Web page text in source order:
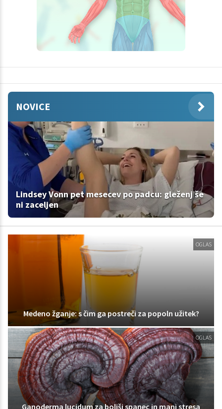
NOVICE
Lindsey Vonn pet mesecev po padcu: gleženj še
ni zaceljen
OGLAS
Medeno žganje: s čim ga postreči za popoln užitek?
OGLAS
Ganoderma lucidum za boljši spanec in manj stresa